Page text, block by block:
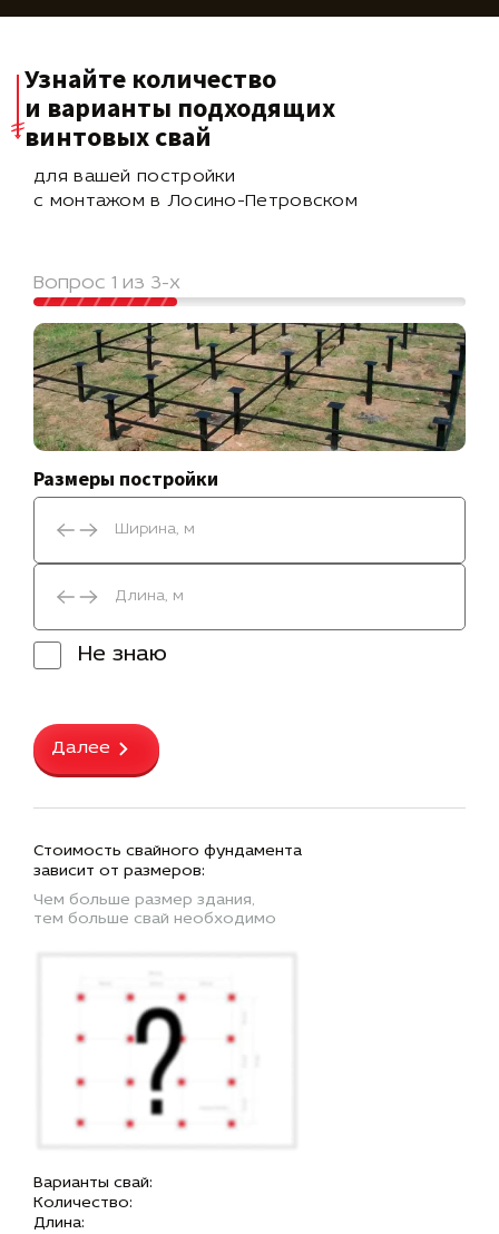
Узнайте количество
и варианты подходящих
винтовых свай
для вашей постройки
с монтажом в Лосино-Петровском
Вопрос 1 из 3-х
Размеры постройки
Не знаю
Далее
Стоимость свайного фундамента
зависит от размеров:
Чем больше размер здания,
тем больше свай необходимо
Варианты свай:
Количество:
Длина: